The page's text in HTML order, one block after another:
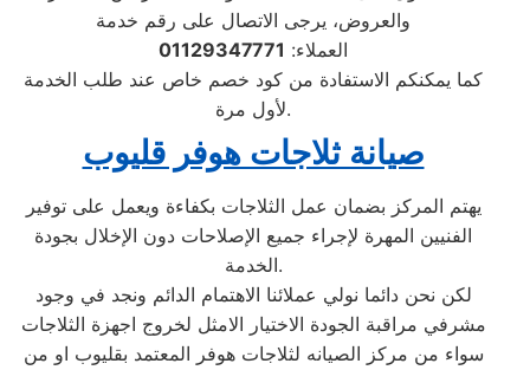
والعروض، يرجى الاتصال على رقم خدمة
العملاء: 01129347771
كما يمكنكم الاستفادة من كود خصم خاص عند طلب الخدمة
لأول مرة.
صيانة ثلاجات هوفر قليوب
يهتم المركز بضمان عمل الثلاجات بكفاءة ويعمل على توفير
الفنيين المهرة لإجراء جميع الإصلاحات دون الإخلال بجودة
الخدمة.
لكن نحن دائما نولي عملائنا الاهتمام الدائم ونجد في وجود
مشرفي مراقبة الجودة الاختيار الامثل لخروج اجهزة الثلاجات
سواء من مركز الصيانه لثلاجات هوفر المعتمد بقليوب او من